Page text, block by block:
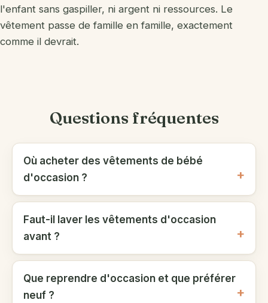
l'enfant sans gaspiller, ni argent ni ressources. Le
vêtement passe de famille en famille, exactement
comme il devrait.
Questions fréquentes
Où acheter des vêtements de bébé
d'occasion ?
Faut-il laver les vêtements d'occasion
avant ?
Que reprendre d'occasion et que préférer
neuf ?